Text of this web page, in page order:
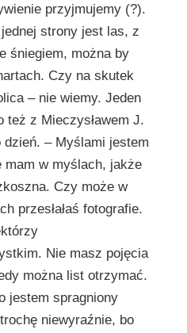
przyjmujemy (?).
strony jest las, z
śniegiem, można by
Czy na skutek
– nie wiemy. Jeden
też z Mieczysławem J.
– Myślami jestem
mam w myślach, jakże
Czy może w
przesłałaś fotografie.
Nie masz pojęcia
można list otrzymać.
jestem spragniony
niewyraźnie, bo